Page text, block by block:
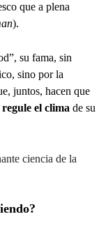
que a plena
).
su fama, sin
sino por la
juntos, hacen que
regule el clima de su
ciencia de la